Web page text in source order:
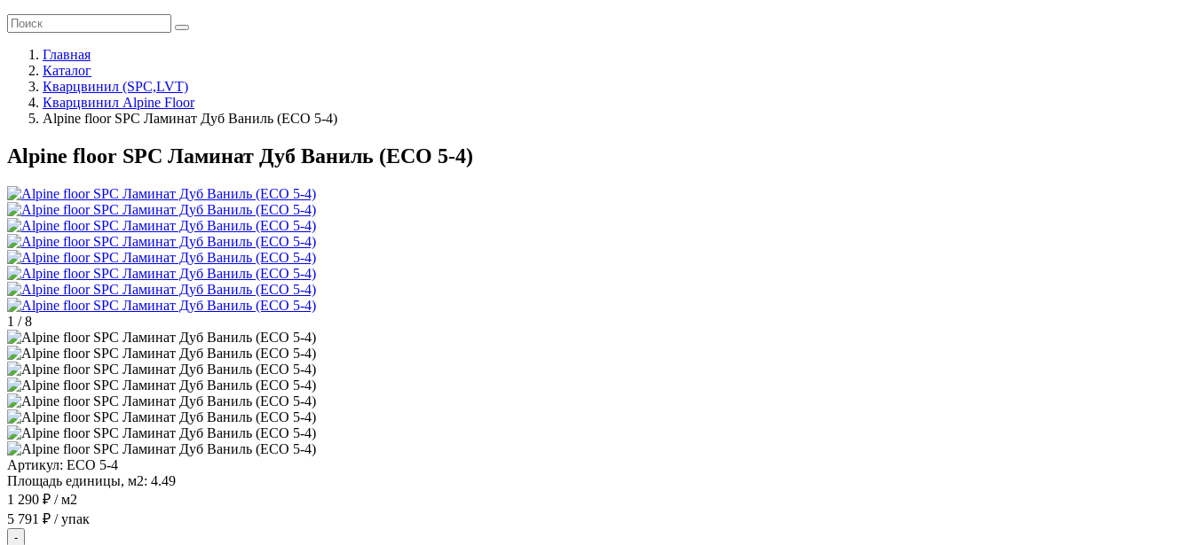
Главная
Каталог
Кварцвинил (SPC,LVT)
Кварцвинил Alpine Floor
Alpine floor SPC Ламинат Дуб Ваниль (ЕСО 5-4)
Alpine floor SPC Ламинат Дуб Ваниль (ЕСО 5-4)
1 /8
Артикул: ЕСО 5-4
Площадь единицы, м2: 4.49
1 290 ₽ / м2
5 791 ₽ / упак
-